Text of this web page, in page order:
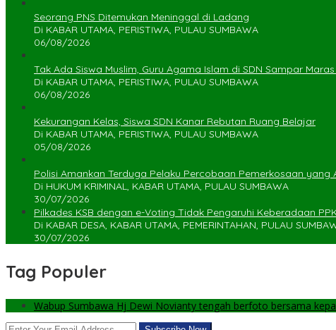
Seorang PNS Ditemukan Meninggal di Ladang
Di KABAR UTAMA, PERISTIWA, PULAU SUMBAWA
06/08/2026
Tak Ada Siswa Muslim, Guru Agama Islam di SDN Sampar
Di KABAR UTAMA, PERISTIWA, PULAU SUMBAWA
06/08/2026
Kekurangan Kelas, Siswa SDN Kanar Rebutan Ruang Belajar
Di KABAR UTAMA, PERISTIWA, PULAU SUMBAWA
05/08/2026
Polisi Amankan Terduga Pelaku Percobaan Pemerkosaan
Di HUKUM KRIMINAL, KABAR UTAMA, PULAU SUMBAWA
30/07/2026
Pilkades KSB dengan e-Voting Tidak Pengaruhi Keberadaan
Di KABAR DESA, KABAR UTAMA, PEMERINTAHAN, PULAU
30/07/2026
Tag Populer
Wabup Sumbawa Hj Dewi Novianty tengah berfoto bersama